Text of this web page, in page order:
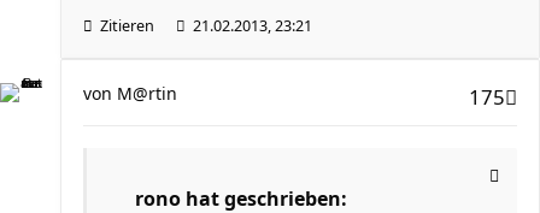
Zitieren 21.02.2013, 23:21
175
von M@rtin
rono hat geschrieben: